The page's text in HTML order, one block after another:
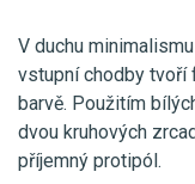
V duchu
vstupní chodby tvoří
barvě. Použitím
dvou kruhových
příjemný protipól.